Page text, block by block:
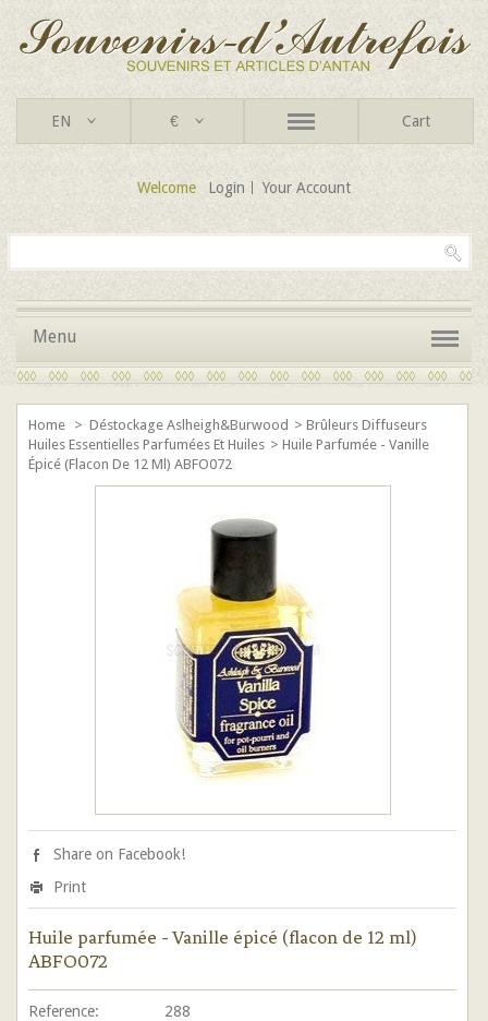
EN € Cart
Welcome Login Your Account
Menu
Home > Déstockage Aslheigh&Burwood > Brûleurs Diffuseurs
Huiles Essentielles Parfumées Et Huiles > Huile Parfumée - Vanille
Épicé (flacon De 12 Ml) ABFO072
Share on Facebook!
Print
Huile parfumée - Vanille épicé (flacon de 12 ml)
ABFO072
Reference: 288